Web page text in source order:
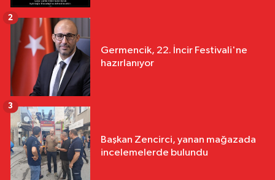
Germencik, 22. İncir Festivali'ne
hazırlanıyor
2
Başkan Zencirci, yanan mağazada
incelemelerde bulundu
3